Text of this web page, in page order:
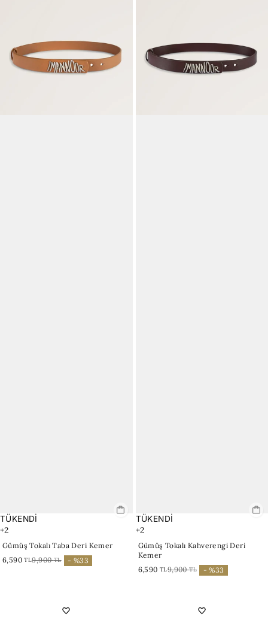
TÜKENDİ
+2
Gümüş Tokalı Taba Deri Kemer
6,590TL9,900TL - %33
TÜKENDİ
+2
Gümüş Tokalı Kahverengi Deri
Kemer
6,590 TL9,900TL - %33